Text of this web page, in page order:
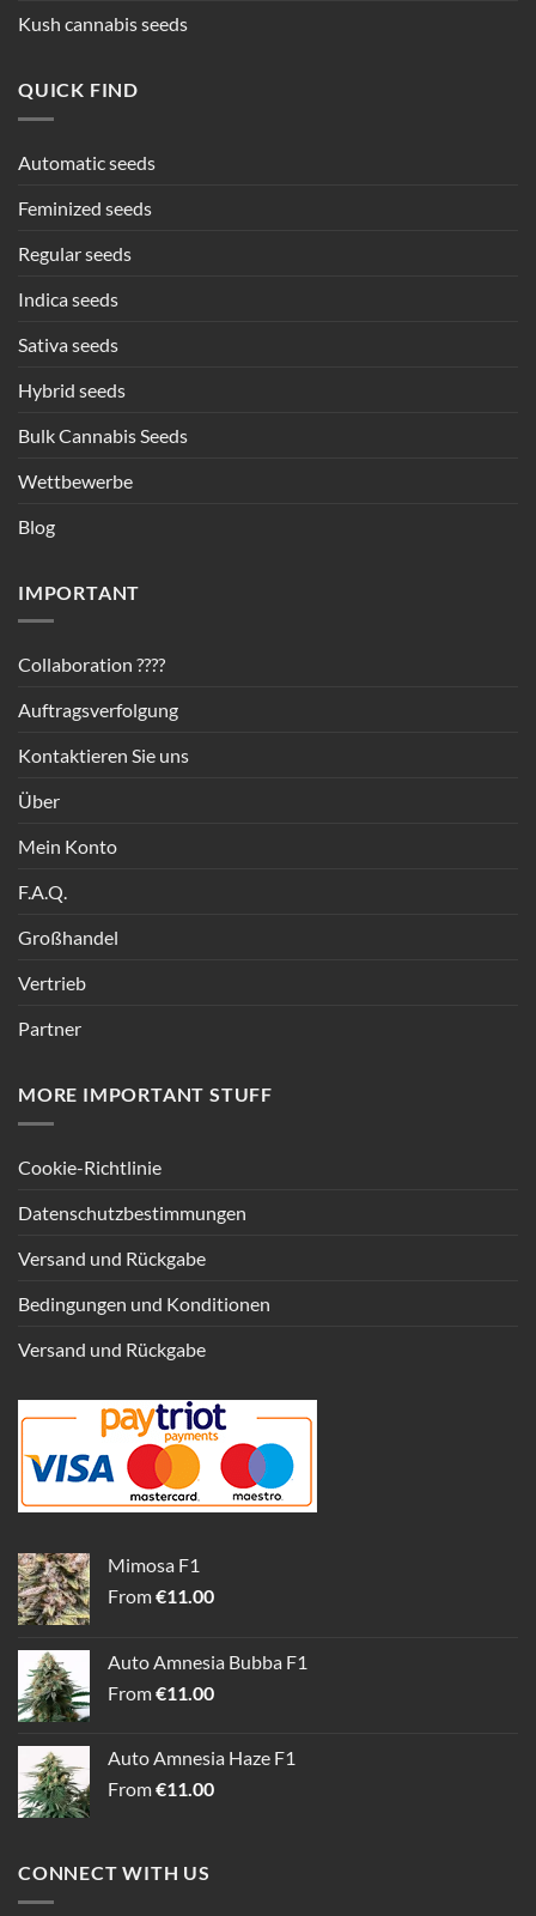
Kush cannabis seeds
QUICK FIND
Automatic seeds
Feminized seeds
Regular seeds
Indica seeds
Sativa seeds
Hybrid seeds
Bulk Cannabis Seeds
Wettbewerbe
Blog
IMPORTANT
Collaboration ????
Auftragsverfolgung
Kontaktieren Sie uns
Über
Mein Konto
F.A.Q.
Großhandel
Vertrieb
Partner
MORE IMPORTANT STUFF
Cookie-Richtlinie
Datenschutzbestimmungen
Versand und Rückgabe
Bedingungen und Konditionen
Versand und Rückgabe
Mimosa F1
From€11.00
Auto Amnesia Bubba F1
From€11.00
Auto Amnesia Haze F1
From€11.00
CONNECT WITH US